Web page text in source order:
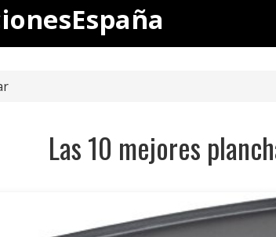
Las 10 mejores